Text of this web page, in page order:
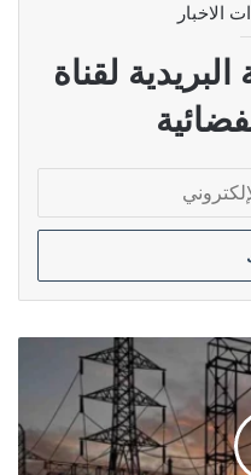
الاخبار
لقناة